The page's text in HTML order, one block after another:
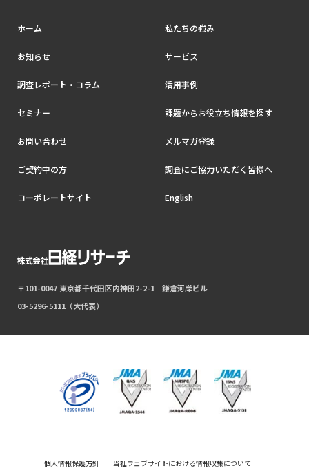
ホーム 私たちの強み
お知らせ サービス
調査レポート・コラム 活用事例
セミナー 課題からお役立ち情報を探す
お問い合わせ メルマガ登録
ご契約中の方 調査にご協力いただく皆様へ
コーポレートサイト English
〒101-0047 東京都千代田区内神田2-2-1 鎌倉河岸ビル
03-5296-5111（大代表）
個人情報保護方針 当社ウェブサイトにおける情報収集について